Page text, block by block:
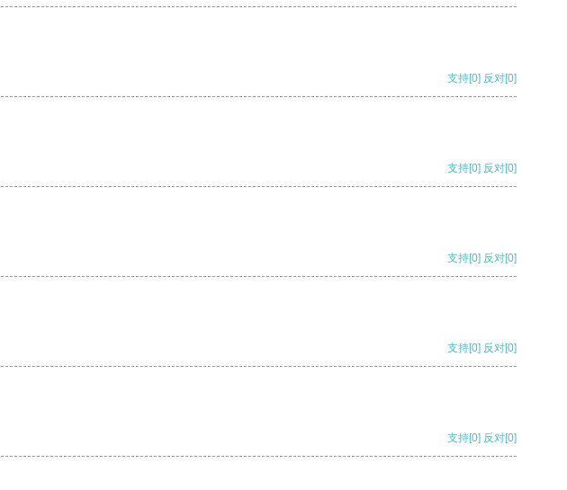
支持[0] 反对[0]
支持[0] 反对[0]
支持[0] 反对[0]
支持[0] 反对[0]
支持[0] 反对[0]